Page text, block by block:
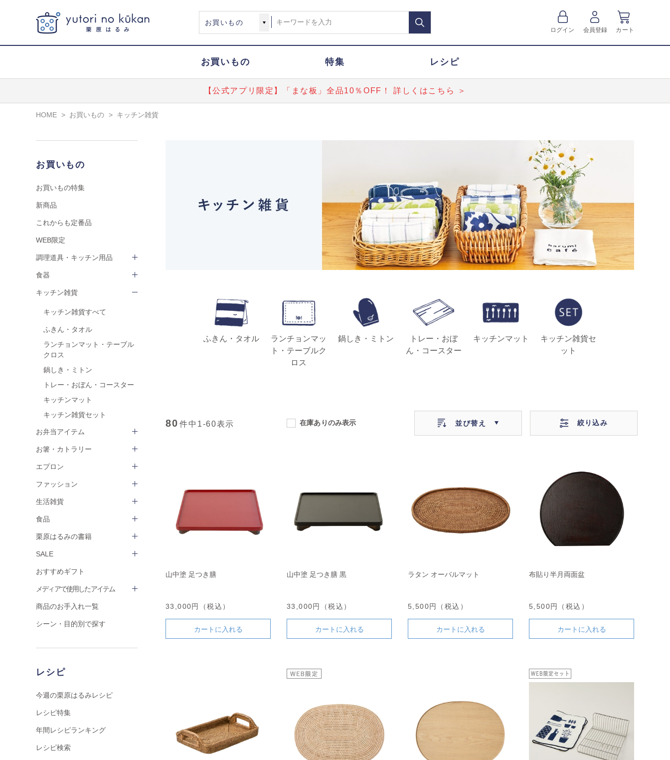
ログイン 会員登録 カート
お買いもの 特集 レシピ
【公式アプリ限定】「まな板」全品10％OFF！ 詳しくはこちら ＞
HOME > お買いもの > キッチン雑貨
お買いもの
お買いもの特集
新商品
これからも定番品
WEB限定
調理道具・キッチン用品
食器
キッチン雑貨
キッチン雑貨すべて
ふきん・タオル
ランチョンマット・テーブル
クロス
鍋しき・ミトン
トレー・おぼん・コースター
キッチンマット
キッチン雑貨セット
お弁当アイテム
お箸・カトラリー
エプロン
ファッション
生活雑貨
食品
栗原はるみの書籍
SALE
おすすめギフト
メディアで使用したアイテム
商品のお手入れ一覧
シーン・目的別で探す
レシピ
今週の栗原はるみレシピ
レシピ特集
年間レシピランキング
レシピ検索
ふきん・タオル
ランチョンマッ
ト・テーブルク
ロス
鍋しき・ミトン
トレー・おぼ
ん・コースター
キッチンマット
キッチン雑貨セ
ット
80 件中 1-60表示 在庫ありのみ表示 並び替え 絞り込み
山中塗 足つき膳
33,000円（税込）
カートに入れる
山中塗 足つき膳 黒
33,000円（税込）
カートに入れる
ラタン オーバルマット
5,500円（税込）
カートに入れる
布貼り半月両面盆
5,500円（税込）
カートに入れる